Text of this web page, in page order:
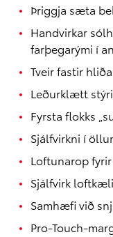
Þriggja sæta
Handvirkar
farþegarými í
Tveir fastir
Leðurklætt
Fyrsta flokks
Sjálfvirkni í
Loftunarop
Sjálfvirk
Samhæfi við
Pro-Touch-